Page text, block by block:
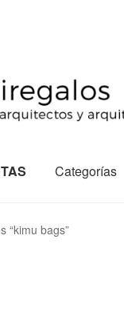
Categorías
“kimu bags”